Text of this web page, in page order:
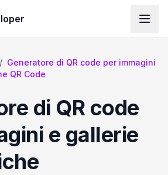
/ Generatore di QR code per immagini
QR Code
di QR code
e gallerie